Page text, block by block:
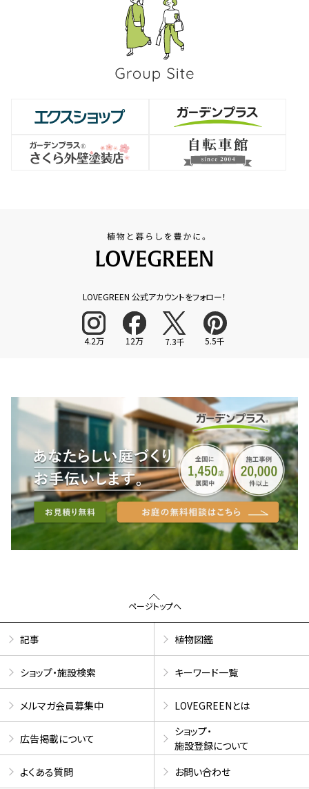
LOVEGREEN 公式アカウントをフォロー！
4.2万 12万 7.3千 5.5千
ページトップへ
記事 植物図鑑
ショップ・施設検索 キーワード一覧
メルマガ会員募集中 LOVEGREENとは
広告掲載について
ショップ・
施設登録について
よくある質問
お問い合わせ